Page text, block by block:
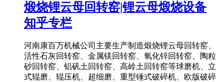
煅烧锂云母回转窑|锂云母煅烧设备
知乎专栏
河南康百万机械公司主要生产制造煅烧锂云母回转窑、
活性石灰回转窑、金属镁回转窑、氧化锌回转窑、陶粒
砂回转窑、铝矾土回转窑、高岭土回转窑等球磨机、立
式辊磨、辊压机、超细磨、重型锤式破碎机、欧版破碎